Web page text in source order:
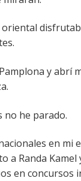
oriental
y abrí
no he parado.
en mi
a Randa Kamel
en concursos